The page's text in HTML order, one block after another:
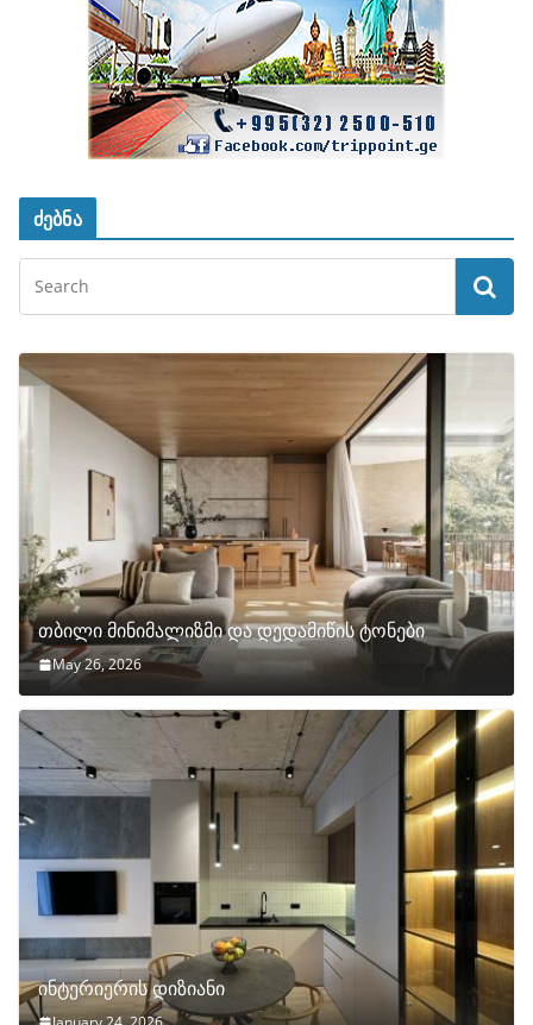
ძებნა
თბილი მინიმალიზმი და დედამიწის ტონები
May 26, 2026
ინტერიერის დიზიანი